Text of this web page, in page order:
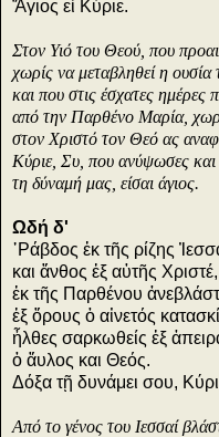
Ἅγιος εἷ Κύριε.
Στον Υιό του Θεού, που
χωρίς να μεταβληθεί η
και που στις έσχατες
από την Παρθένο Μαρία,
στον Χριστό τον Θεό ας
Κύριε, Συ, που ανύψωσες και
τη δύναμή μας, είσαι άγιος.
Ωδή δ'
῾Ράβδος ἐκ τῆς ρίζης
και ἄνθος ἐξ αὐτῆς Χριστέ,
ἐκ τῆς Παρθένου
ἐξ ὄρους ὁ αἰνετός
ἦλθες σαρκωθείς ἐξ
ὁ ἄυλος και Θεός.
Δόξα τῇ δυνάμει σου,
Από το γένος του Ιεσσαί